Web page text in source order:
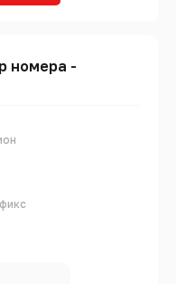
номера -